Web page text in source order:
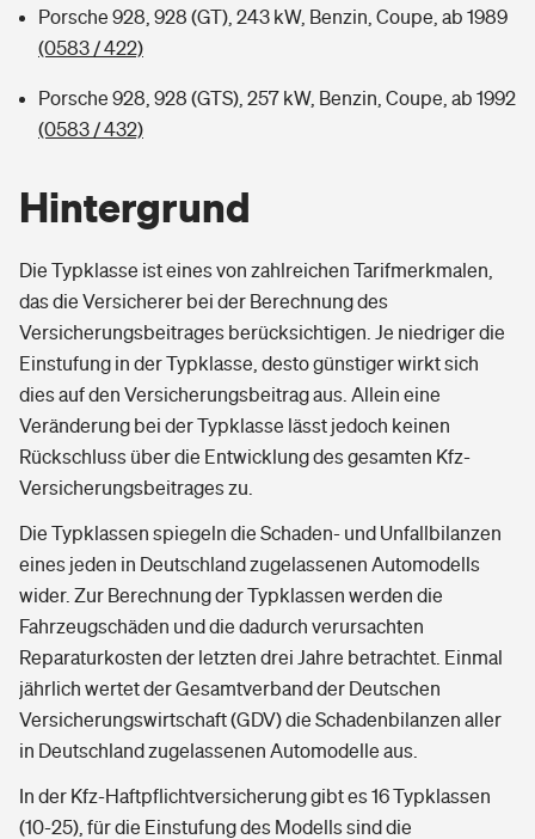
Porsche 928, 928 (GT), 243 kW, Benzin, Coupe, ab 1989
(0583 / 422)
Porsche 928, 928 (GTS), 257 kW, Benzin, Coupe, ab 1992
(0583 / 432)
Hintergrund
Die Typklasse ist eines von zahlreichen Tarifmerkmalen,
das die Versicherer bei der Berechnung des
Versicherungsbeitrages berücksichtigen. Je niedriger die
Einstufung in der Typklasse, desto günstiger wirkt sich
dies auf den Versicherungsbeitrag aus. Allein eine
Veränderung bei der Typklasse lässt jedoch keinen
Rückschluss über die Entwicklung des gesamten Kfz-
Versicherungsbeitrages zu.
Die Typklassen spiegeln die Schaden- und Unfallbilanzen
eines jeden in Deutschland zugelassenen Automodells
wider. Zur Berechnung der Typklassen werden die
Fahrzeugschäden und die dadurch verursachten
Reparaturkosten der letzten drei Jahre betrachtet. Einmal
jährlich wertet der Gesamtverband der Deutschen
Versicherungswirtschaft (GDV) die Schadenbilanzen aller
in Deutschland zugelassenen Automodelle aus.
In der Kfz-Haftpflichtversicherung gibt es 16 Typklassen
(10-25), für die Einstufung des Modells sind die